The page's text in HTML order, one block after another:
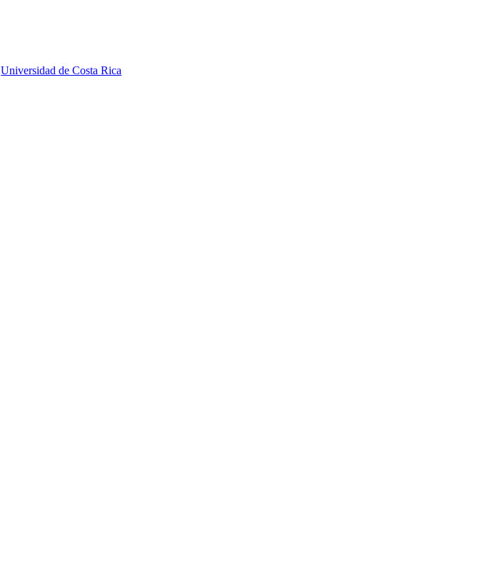
Universidad de Costa Rica